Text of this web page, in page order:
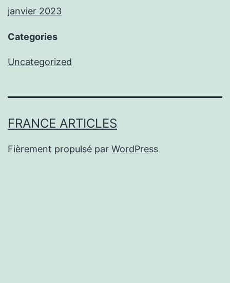
janvier 2023
Categories
Uncategorized
FRANCE ARTICLES
Fièrement propulsé par WordPress